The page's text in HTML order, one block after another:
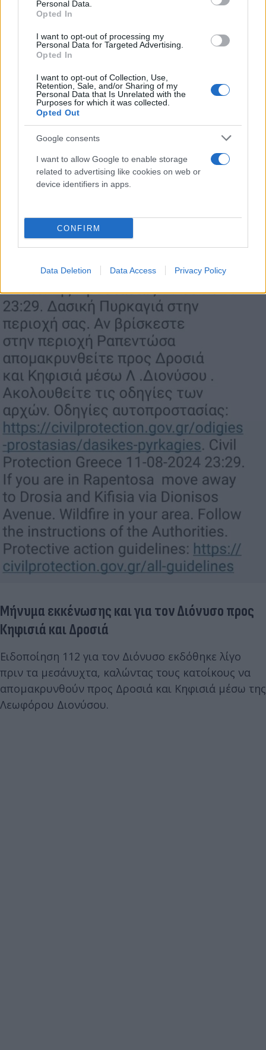
Personal Data.
Opted In
I want to opt-out of processing my
Personal Data for Targeted Advertising.
Opted In
I want to opt-out of Collection, Use,
Retention, Sale, and/or Sharing of my
Personal Data that Is Unrelated with the
Purposes for which it was collected.
Opted Out
Google consents
I want to allow Google to enable storage
related to advertising like cookies on web or
device identifiers in apps.
CONFIRM
Data Deletion Data Access Privacy Policy
Μήνυμα εκκένωσης και για τον Διόνυσο προς
Κηφισιά και Δροσιά
Ειδοποίηση 112 για τον Διόνυσο εκδόθηκε λίγο
πριν τα μεσάνυχτα, καλώντας τους κατοίκους να
απομακρυνθούν προς Δροσιά και Κηφισιά μέσω της
Λεωφόρου Διονύσου.